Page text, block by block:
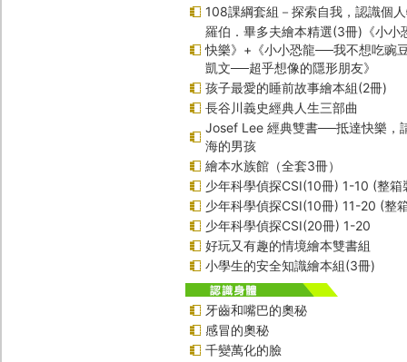
108課綱套組－探索自我，認識個
羅伯．畢多夫繪本精選(3冊)《小
快樂》+《小小恐龍──我不想吃豌
凱文──超乎想像的隱形朋友》
孩子最愛的睡前故事繪本組(2冊)
長谷川義史經典人生三部曲
Josef Lee 經典雙書──抵達快樂，
海的男孩
繪本水族館（全套3冊）
少年科學偵探CSI(10冊) 1-10 (整箱
少年科學偵探CSI(10冊) 11-20 (整
少年科學偵探CSI(20冊) 1-20
好玩又有趣的情境繪本雙書組
小學生的安全知識繪本組(3冊)
牙齒和嘴巴的奧秘
感冒的奧秘
千變萬化的臉